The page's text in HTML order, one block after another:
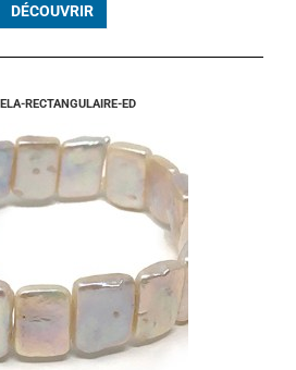
DÉCOUVRIR
RECTANGULAIRE-ED